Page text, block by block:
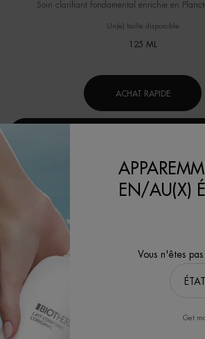
Soin clarifiant fondamental enrichie en
Un(e) taille disponible
125 ML
ACHAT RAPIDE
CORPS ET
SOLAIRES
Lait Corporel
Soins solaires
Les Eaux
EN/AU(X)
Vous n'êtes
Get